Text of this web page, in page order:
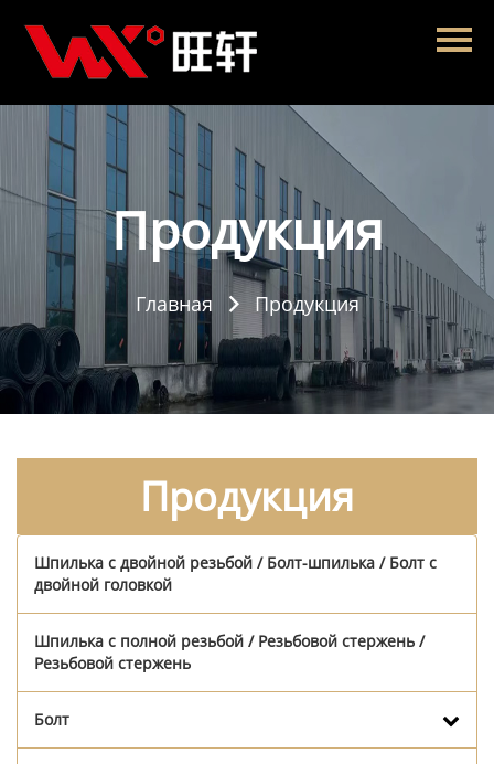
Главная
Продукция
Новости
О нас
Контакты Продукция
Главная  Продукция
Продукция
Шпилька с двойной резьбой / Болт-шпилька / Болт с
двойной головкой
Шпилька с полной резьбой / Резьбовой стержень /
Резьбовой стержень
Болт